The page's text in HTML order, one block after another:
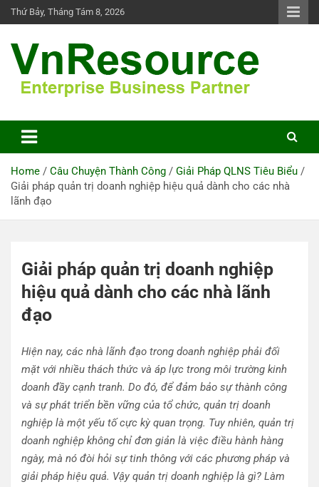
Skip
to
Thứ Bảy, Tháng Tám 8, 2026
VnResource Blog
Home Câu Chuyện Thành Công
Giải Pháp QLNS Tiêu Biểu
Giải pháp quản trị doanh nghiệp hiệu quả dành cho các nhà
lãnh đạo
Giải pháp quản trị doanh nghiệp
hiệu quả dành cho các nhà lãnh
đạo
Hiện nay, các nhà lãnh đạo trong doanh nghiệp phải đối
mặt với nhiều thách thức và áp lực trong môi trường kinh
doanh đầy cạnh tranh. Do đó, để đảm bảo sự thành công
và sự phát triển bền vững của tổ chức, quản trị doanh
nghiệp là một yếu tố cực kỳ quan trọng. Tuy nhiên, quản trị
doanh nghiệp không chỉ đơn giản là việc điều hành hàng
ngày, mà nó đòi hỏi sự tinh thông với các phương pháp và
giải pháp hiệu quả. Vậy quản trị doanh nghiệp là gì? Làm